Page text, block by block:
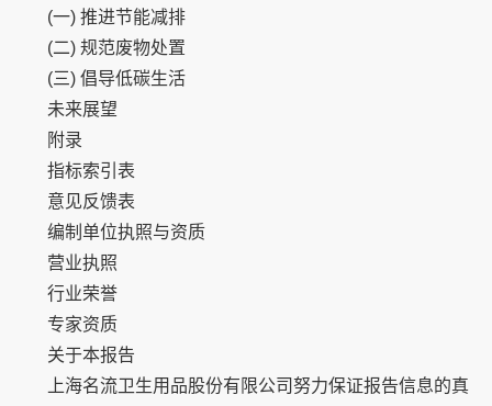
(一) 推进节能减排
(二) 规范废物处置
(三) 倡导低碳生活
未来展望
附录
指标索引表
意见反馈表
编制单位执照与资质
营业执照
行业荣誉
专家资质
关于本报告
上海名流卫生用品股份有限公司努力保证报告信息的真